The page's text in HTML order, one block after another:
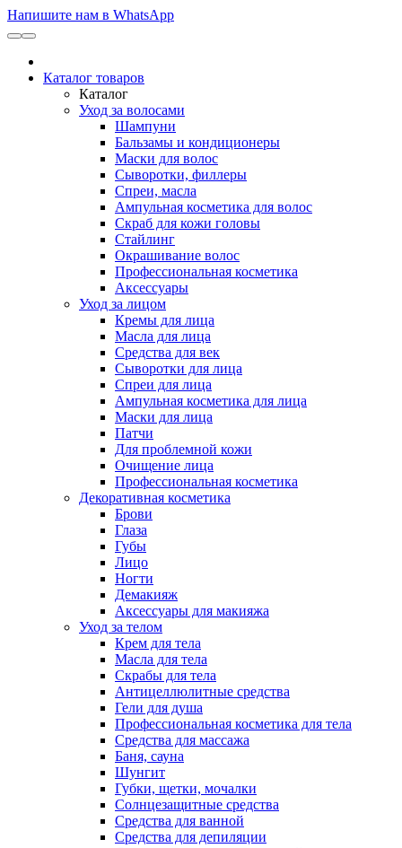
Напишите нам в WhatsApp
Каталог товаров
Каталог
Уход за волосами
Шампуни
Бальзамы и кондиционеры
Маски для волос
Сыворотки, филлеры
Спреи, масла
Ампульная косметика для волос
Скраб для кожи головы
Стайлинг
Окрашивание волос
Профессиональная косметика
Аксессуары
Уход за лицом
Кремы для лица
Масла для лица
Средства для век
Сыворотки для лица
Спреи для лица
Ампульная косметика для лица
Маски для лица
Патчи
Для проблемной кожи
Очищение лица
Профессиональная косметика
Декоративная косметика
Брови
Глаза
Губы
Лицо
Ногти
Демакияж
Аксессуары для макияжа
Уход за телом
Крем для тела
Масла для тела
Скрабы для тела
Антицеллюлитные средства
Гели для душа
Профессиональная косметика для тела
Средства для массажа
Баня, сауна
Шунгит
Губки, щетки, мочалки
Солнцезащитные средства
Средства для ванной
Средства для депиляции